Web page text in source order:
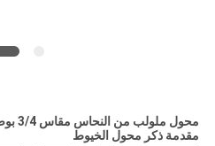
محول ملولب من النحاس مقاس 3/4 بوصة × 1/2 بوصة MN ذكر
مقدمة ذكر محول الخيوط